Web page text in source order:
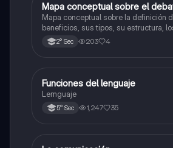
Castellano
Mapa conceptual sobre el
Mapa conceptual sobre la definición
beneficios, sus tipos, su estructura,
y consejos.
2° Sec 203 4
Castellano
Funciones del lenguaje
Lemguaje
5° Sec 1,247 35